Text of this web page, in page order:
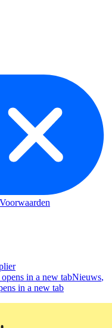
Voorwaarden
opens in a new tabNieuws,
in a new tab